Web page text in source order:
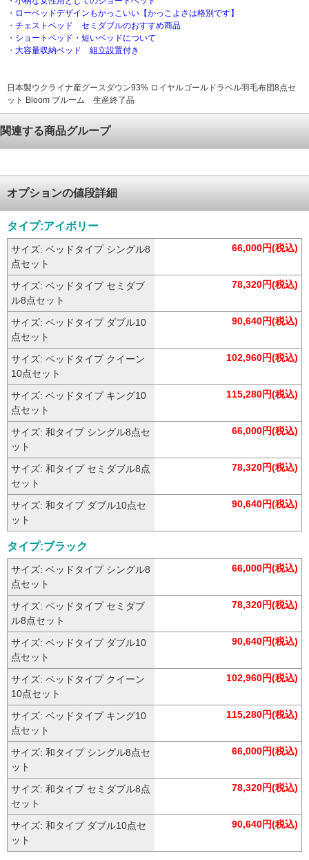
・ ローベッドデザインもかっこいい【かっこよさは格別です】
・ チェストベッド セミダブルのおすすめ商品
・ ショートベッド・短いベッドについて
・ 大容量収納ベッド 組立設置付き
日本製ウクライナ産グースダウン93% ロイヤルゴールドラベル羽毛布団8点セ
ット Bloom ブルーム 生産終了品
関連する商品グループ
オプションの値段詳細
タイプ:アイボリー
サイズ: ベッドタイプ シングル8
点セット
66,000円(税込)
サイズ: ベッドタイプ セミダブ
ル8点セット
78,320円(税込)
サイズ: ベッドタイプ ダブル10
点セット
90,640円(税込)
サイズ: ベッドタイプ クイーン
10点セット
102,960円(税込)
サイズ: ベッドタイプ キング10
点セット
115,280円(税込)
サイズ: 和タイプ シングル8点セ
ット
66,000円(税込)
サイズ: 和タイプ セミダブル8点
セット
78,320円(税込)
サイズ: 和タイプ ダブル10点セ
ット
90,640円(税込)
タイプ:ブラック
サイズ: ベッドタイプ シングル8
点セット
66,000円(税込)
サイズ: ベッドタイプ セミダブ
ル8点セット
78,320円(税込)
サイズ: ベッドタイプ ダブル10
点セット
90,640円(税込)
サイズ: ベッドタイプ クイーン
10点セット
102,960円(税込)
サイズ: ベッドタイプ キング10
点セット
115,280円(税込)
サイズ: 和タイプ シングル8点セ
ット
66,000円(税込)
サイズ: 和タイプ セミダブル8点
セット
78,320円(税込)
サイズ: 和タイプ ダブル10点セ
ット
90,640円(税込)